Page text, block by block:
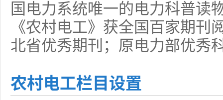
国电力系统唯一的电力科普读
《农村电工》获全国百家期刊
北省优秀期刊；原电力部优秀
农村电工栏目设置